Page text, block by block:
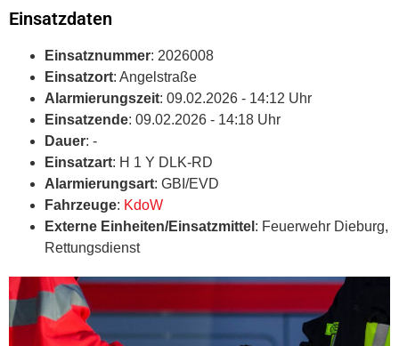
Einsatzdaten
Einsatznummer: 2026008
Einsatzort: Angelstraße
Alarmierungszeit: 09.02.2026 - 14:12 Uhr
Einsatzende: 09.02.2026 - 14:18 Uhr
Dauer: -
Einsatzart: H 1 Y DLK-RD
Alarmierungsart: GBI/EVD
Fahrzeuge: KdoW
Externe Einheiten/Einsatzmittel : Feuerwehr Dieburg,
Rettungsdienst